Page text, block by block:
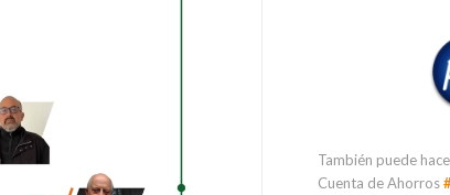
También puede
Cuenta de Ahorros